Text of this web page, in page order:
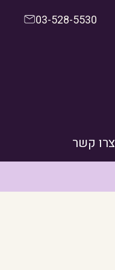
03-528-5530
צרו קשר